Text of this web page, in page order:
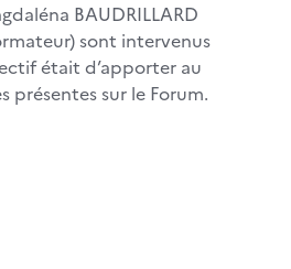
BAUDRILLARD
sont intervenus
était d’apporter au
présentes sur le Forum.